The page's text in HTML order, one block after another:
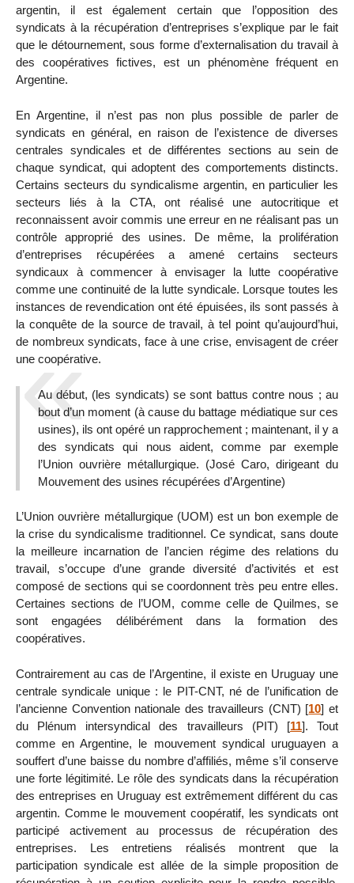
argentin, il est également certain que l’opposition des
syndicats à la récupération d’entreprises s’explique par le fait
que le détournement, sous forme d’externalisation du travail à
des coopératives fictives, est un phénomène fréquent en
Argentine.
En Argentine, il n’est pas non plus possible de parler de
syndicats en général, en raison de l’existence de diverses
centrales syndicales et de différentes sections au sein de
chaque syndicat, qui adoptent des comportements distincts.
Certains secteurs du syndicalisme argentin, en particulier les
secteurs liés à la CTA, ont réalisé une autocritique et
reconnaissent avoir commis une erreur en ne réalisant pas un
contrôle approprié des usines. De même, la prolifération
d’entreprises récupérées a amené certains secteurs
syndicaux à commencer à envisager la lutte coopérative
comme une continuité de la lutte syndicale. Lorsque toutes les
instances de revendication ont été épuisées, ils sont passés à
la conquête de la source de travail, à tel point qu’aujourd’hui,
de nombreux syndicats, face à une crise, envisagent de créer
une coopérative.
Au début, (les syndicats) se sont battus contre nous ; au
bout d’un moment (à cause du battage médiatique sur ces
usines), ils ont opéré un rapprochement ; maintenant, il y a
des syndicats qui nous aident, comme par exemple
l’Union ouvrière métallurgique. (José Caro, dirigeant du
Mouvement des usines récupérées d’Argentine)
L’Union ouvrière métallurgique (UOM) est un bon exemple de
la crise du syndicalisme traditionnel. Ce syndicat, sans doute
la meilleure incarnation de l’ancien régime des relations du
travail, s’occupe d’une grande diversité d’activités et est
composé de sections qui se coordonnent très peu entre elles.
Certaines sections de l’UOM, comme celle de Quilmes, se
sont engagées délibérément dans la formation des
coopératives.
Contrairement au cas de l’Argentine, il existe en Uruguay une
centrale syndicale unique : le PIT-CNT, né de l’unification de
l’ancienne Convention nationale des travailleurs (CNT) [10] et
du Plénum intersyndical des travailleurs (PIT) [11]. Tout
comme en Argentine, le mouvement syndical uruguayen a
souffert d’une baisse du nombre d’affiliés, même s’il conserve
une forte légitimité. Le rôle des syndicats dans la récupération
des entreprises en Uruguay est extrêmement différent du cas
argentin. Comme le mouvement coopératif, les syndicats ont
participé activement au processus de récupération des
entreprises. Les entretiens réalisés montrent que la
participation syndicale est allée de la simple proposition de